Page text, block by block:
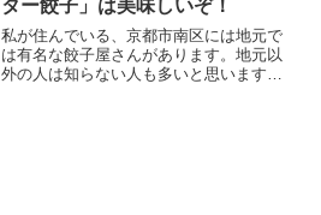
ター餃子」は美味しいぞ！
私が住んでいる、京都市南区には地元で
は有名な餃子屋さんがあります。地元以
外の人は知らない人も多いと思います